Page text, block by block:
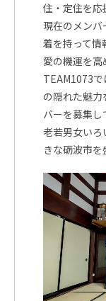
住・定住を応
現在のメン
着を持って情
愛の機運を
TEAM1073
の隠れた魅
バーを募集し
老若男女い
きな砺波市を